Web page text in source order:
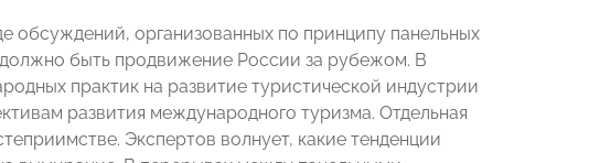
обсуждений, организованных по принципу панельных
быть продвижение России за рубежом. В
практик на развитие туристической индустрии
развития международного туризма. Отдельная
Экспертов волнует, какие тенденции